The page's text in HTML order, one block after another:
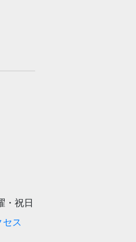
・祝日
セス